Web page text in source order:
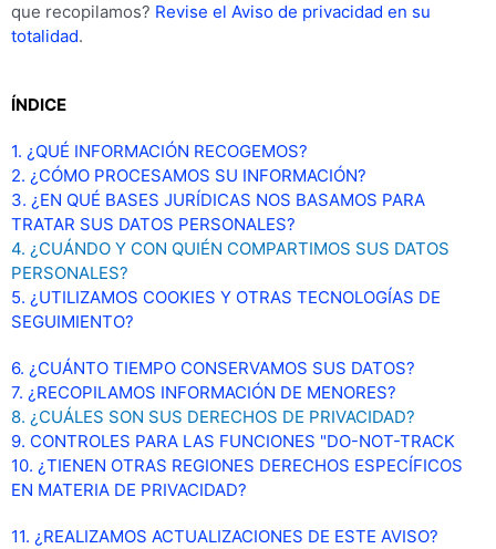
que recopilamos? Revise el Aviso de privacidad en su
totalidad.
ÍNDICE
1. ¿QUÉ INFORMACIÓN RECOGEMOS?
2. ¿CÓMO PROCESAMOS SU INFORMACIÓN?
3. ¿EN QUÉ BASES JURÍDICAS NOS BASAMOS PARA
TRATAR SUS DATOS PERSONALES?
4. ¿CUÁNDO Y CON QUIÉN COMPARTIMOS SUS DATOS
PERSONALES?
5. ¿UTILIZAMOS COOKIES Y OTRAS TECNOLOGÍAS DE
SEGUIMIENTO?
6. ¿CUÁNTO TIEMPO CONSERVAMOS SUS DATOS?
7. ¿RECOPILAMOS INFORMACIÓN DE MENORES?
8. ¿CUÁLES SON SUS DERECHOS DE PRIVACIDAD?
9. CONTROLES PARA LAS FUNCIONES "DO-NOT-TRACK
10. ¿TIENEN OTRAS REGIONES DERECHOS ESPECÍFICOS
EN MATERIA DE PRIVACIDAD?
11. ¿REALIZAMOS ACTUALIZACIONES DE ESTE AVISO?